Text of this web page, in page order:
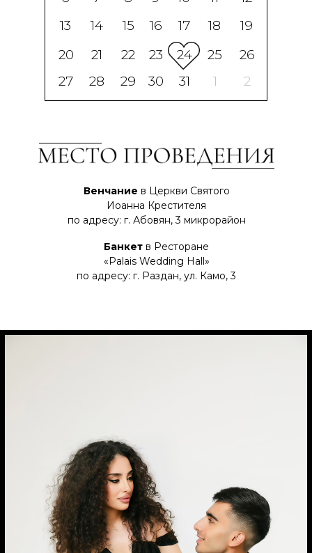
28 29 31
13
1
30
19
20
14 15 16 17
18
26
27
21 22 23 24
25
2
Венчание в Церкви Святого
Иоанна Крестителя
по адресу: г. Абовян, 3 микрорайон
Банкет в Ресторане
«Palais Wedding Hall»
по адресу: г. Раздан, ул. Камо, 3